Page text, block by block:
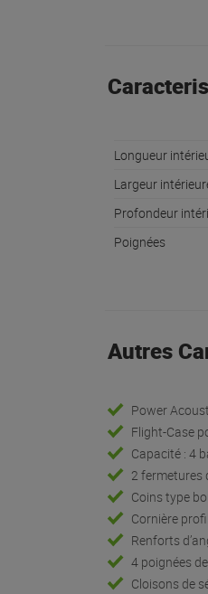
Longueur
Largeur
Profondeur
Poignées
Autres
Power
Flight-Case
Capacité : 4
2 fermetures
Coins type
Cornière
Renforts
4 poignées
Cloisons de